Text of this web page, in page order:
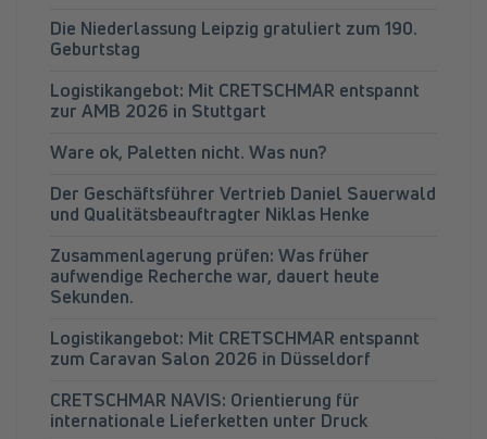
Die Niederlassung Leipzig gratuliert zum 190.
Geburtstag
Logistikangebot: Mit CRETSCHMAR entspannt
zur AMB 2026 in Stuttgart
Ware ok, Paletten nicht. Was nun?
Der Geschäftsführer Vertrieb Daniel Sauerwald
und Qualitätsbeauftragter Niklas Henke
Zusammenlagerung prüfen: Was früher
aufwendige Recherche war, dauert heute
Sekunden.
Logistikangebot: Mit CRETSCHMAR entspannt
zum Caravan Salon 2026 in Düsseldorf
CRETSCHMAR NAVIS: Orientierung für
internationale Lieferketten unter Druck